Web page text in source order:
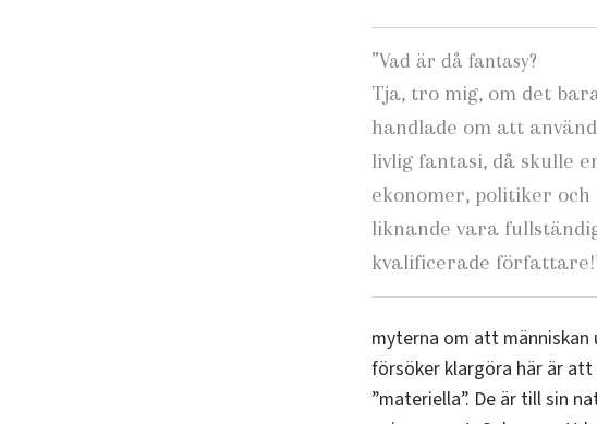
”Vad är då fantasy?
Tja, tro mig, om det
handlade om att
livlig fantasi, då skulle
ekonomer, politiker och
liknande vara
kvalificerade författare!
myterna om att
försöker klargöra här är att
”materiella”. De är till sin